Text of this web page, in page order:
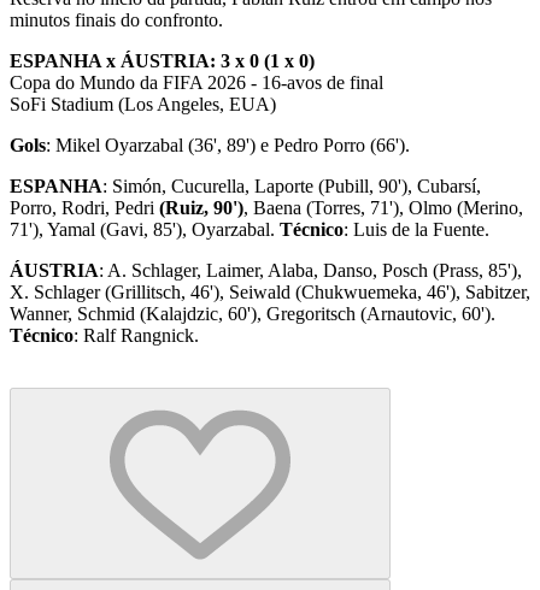
minutos finais do confronto.
ESPANHA x ÁUSTRIA: 3 x 0 (1 x 0)
Copa do Mundo da FIFA 2026 - 16-avos de final
SoFi Stadium (Los Angeles, EUA)
Gols: Mikel Oyarzabal (36', 89') e Pedro Porro (66').
ESPANHA: Simón, Cucurella, Laporte (Pubill, 90'), Cubarsí,
Porro, Rodri, Pedri (Ruiz, 90'), Baena (Torres, 71'), Olmo (Merino,
71'), Yamal (Gavi, 85'), Oyarzabal. Técnico: Luis de la Fuente.
ÁUSTRIA: A. Schlager, Laimer, Alaba, Danso, Posch (Prass, 85'),
X. Schlager (Grillitsch, 46'), Seiwald (Chukwuemeka, 46'), Sabitzer,
Wanner, Schmid (Kalajdzic, 60'), Gregoritsch (Arnautovic, 60').
Técnico: Ralf Rangnick.